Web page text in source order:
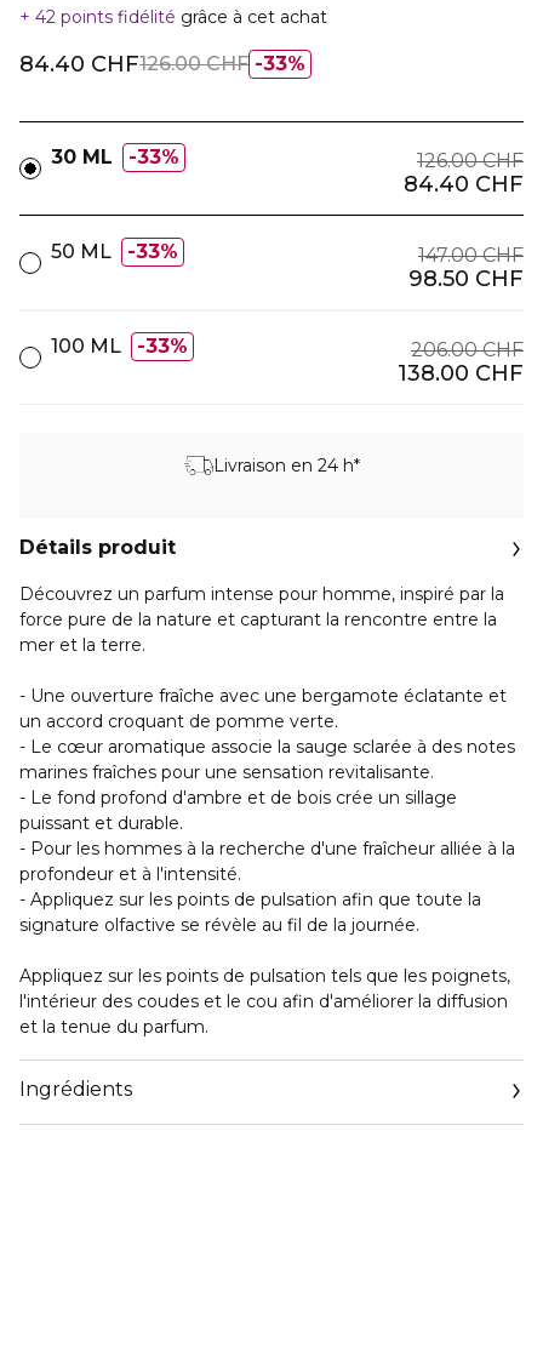
42 points fidélité grâce à cet achat
33%
84.40 CHF126.00 CHF
30 ML 33% 126.00 CHF
84.40 CHF
50 ML 33% 147.00 CHF
98.50 CHF
100 ML 33% 206.00 CHF
138.00 CHF
Livraison en 24 h*
Détails produit
Découvrez un parfum intense pour homme, inspiré par la
force pure de la nature et capturant la rencontre entre la
mer et la terre.
- Une ouverture fraîche avec une bergamote éclatante et
un accord croquant de pomme verte.
- Le cœur aromatique associe la sauge sclarée à des notes
marines fraîches pour une sensation revitalisante.
- Le fond profond d'ambre et de bois crée un sillage
puissant et durable.
- Pour les hommes à la recherche d'une fraîcheur alliée à la
profondeur et à l'intensité.
- Appliquez sur les points de pulsation afin que toute la
signature olfactive se révèle au fil de la journée.
Appliquez sur les points de pulsation tels que les poignets,
l'intérieur des coudes et le cou afin d'améliorer la diffusion
et la tenue du parfum.
Ingrédients